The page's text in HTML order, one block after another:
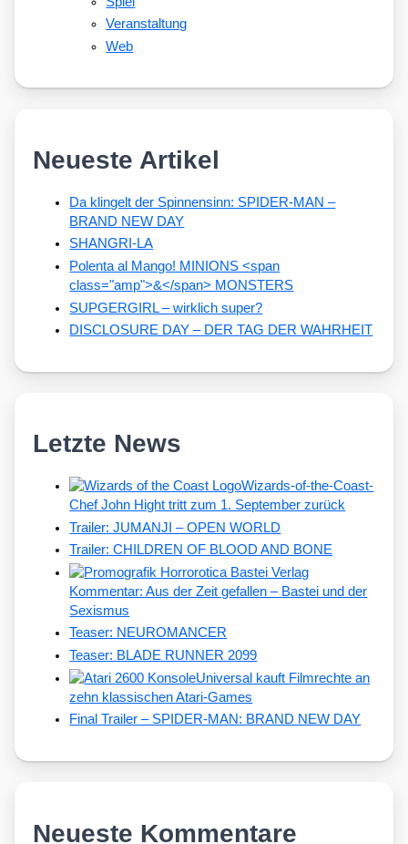
Veranstaltung
Web
Neueste Artikel
Da klingelt der Spinnensinn: SPIDER-MAN –
BRAND NEW DAY
SHANGRI-LA
Polenta al Mango! MINIONS <span
class="amp">&</span> MONSTERS
SUPGERGIRL – wirklich super?
DISCLOSURE DAY – DER TAG DER WAHRHEIT
Letzte News
Wizards-of-the-Coast-
Chef John Hight tritt zum 1. September zurück
Trailer: JUMANJI – OPEN WORLD
Trailer: CHILDREN OF BLOOD AND BONE
Kommentar: Aus der Zeit gefallen – Bastei und der
Sexismus
Teaser: NEUROMANCER
Teaser: BLADE RUNNER 2099
Universal kauft Filmrechte an
zehn klassischen Atari-Games
Final Trailer – SPIDER-MAN: BRAND NEW DAY
Neueste Kommentare